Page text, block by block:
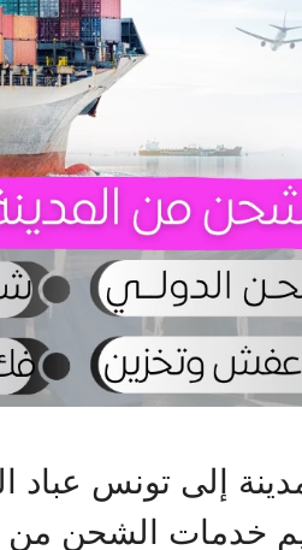
إلى تونس عباد
خدمات الشحن من